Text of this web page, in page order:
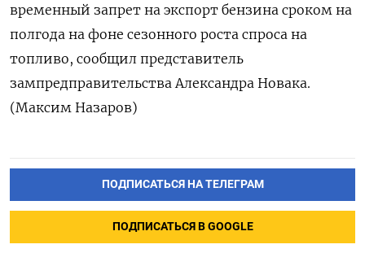
временный запрет на экспорт бензина сроком на
полгода на фоне сезонного роста спроса на
топливо, сообщил представитель
зампредправительства Александра Новака.
(Максим Назаров)
ПОДПИСАТЬСЯ НА ТЕЛЕГРАМ
ПОДПИСАТЬСЯ В GOOGLE